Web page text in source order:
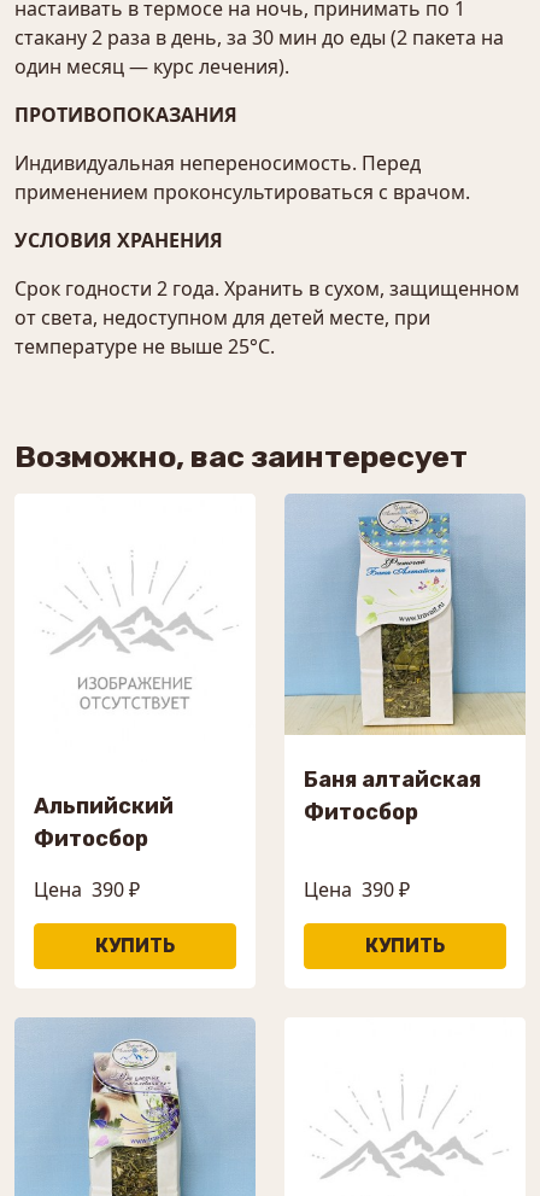
настаивать в термосе на ночь, принимать по 1
стакану 2 раза в день, за 30 мин до еды (2 пакета на
один месяц — курс лечения).
ПРОТИВОПОКАЗАНИЯ
Индивидуальная непереносимость. Перед
применением проконсультироваться с врачом.
УСЛОВИЯ ХРАНЕНИЯ
Срок годности 2 года. Хранить в сухом, защищенном
от света, недоступном для детей месте, при
температуре не выше 25°С.
Возможно, вас заинтересует
Альпийский
Фитосбор
Цена 390 ₽
Баня алтайская
Фитосбор
Цена 390 ₽